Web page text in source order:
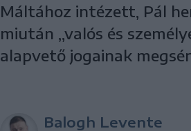
Máltához intézett, Pál
miután „valós és
alapvető jogainak
Balogh Levente